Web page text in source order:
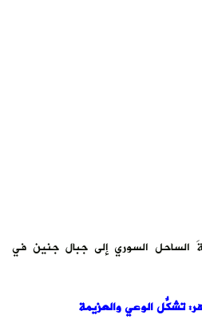
الساحل السوري إلى جبال جنين في
تشكُّل الوعي والعزيمة